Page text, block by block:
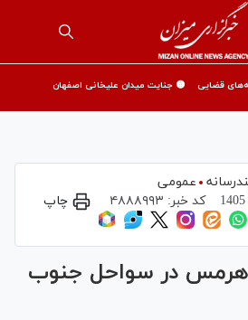
قضایی 🟡 جنایت میدان علیخانی اصفهان
عمومی
کد خبر: ۴۸۸۸۹۹۳ چاپ
پهپاد هرمس در سواحل جنوب